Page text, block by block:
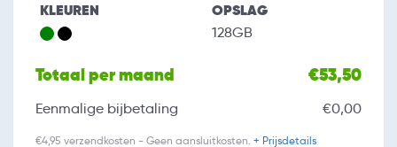
KLEUREN OPSLAG
128GB
Totaal per maand €53,50
Eenmalige bijbetaling €0,00
€4,95 verzendkosten - Geen aansluitkosten. + Prijsdetails